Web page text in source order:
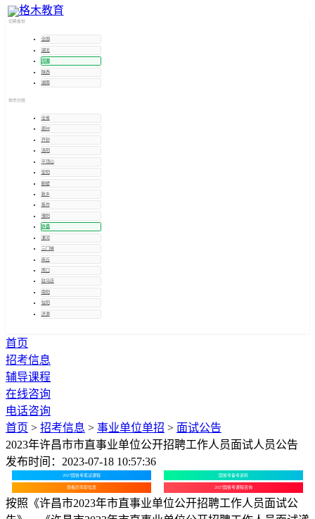
切换省份
全国
湖北
河南
陕西
湖南
地市分校
全省
郑州
开封
洛阳
平顶山
安阳
鹤壁
新乡
焦作
濮阳
许昌
漯河
三门峡
商丘
周口
驻马店
南阳
信阳
济源
首页
招考信息
辅导课程
在线咨询
电话咨询
首页 > 招考信息 > 事业单位单招 > 面试公告
2023年许昌市市直事业单位公开招聘工作人员面试人员公告
发布时间：2023-07-18 10:57:36
2027国省考笔试课程 国省考备考资料
查看历年职位表 2027国省考课程咨询
按照《许昌市2023年市直事业单位公开招聘工作人员面试公